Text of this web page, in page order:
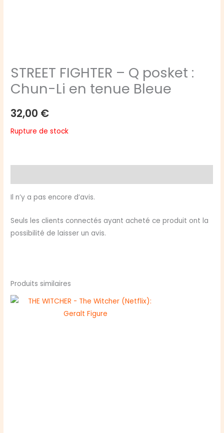
STREET FIGHTER – Q posket :
Chun-Li en tenue Bleue
32,00 €
Rupture de stock
Il n’y a pas encore d’avis.
Seuls les clients connectés ayant acheté ce produit ont la
possibilité de laisser un avis.
Produits similaires